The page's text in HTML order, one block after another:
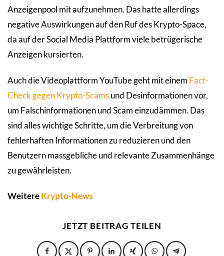
Anzeigenpool mit aufzunehmen. Das hatte allerdings
negative Auswirkungen auf den Ruf des Krypto-Space,
da auf der Social Media Plattform viele betrügerische
Anzeigen kursierten.
Auch die Videoplattform YouTube geht mit einem Fact-
Check gegen Krypto-Scamsund Desinformationen vor,
um Falschinformationen und Scam einzudämmen. Das
sind alles wichtige Schritte, um die Verbreitung von
fehlerhaften Informationen zu reduzieren und den
Benutzern massgebliche und relevante Zusammenhänge
zu gewährleisten.
WeitereKrypto-News
JETZT BEITRAG TEILEN